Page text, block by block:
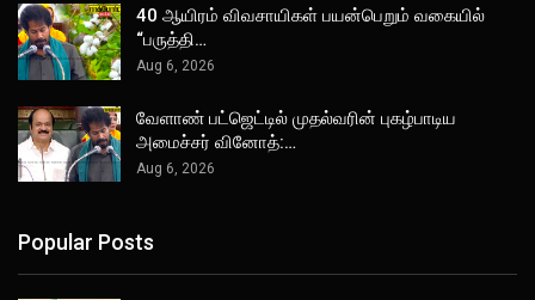
40 ஆயிரம் விவசாயிகள் பயன்பெறும் வகையில்
“பருத்தி…
Aug 6, 2026
வேளாண் பட்ஜெட்டில் முதல்வரின் புகழ்பாடிய
அமைச்சர் வினோத்:…
Aug 6, 2026
Popular Posts